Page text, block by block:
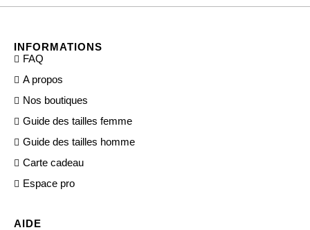
INFORMATIONS
FAQ
A propos
Nos boutiques
Guide des tailles femme
Guide des tailles homme
Carte cadeau
Espace pro
AIDE